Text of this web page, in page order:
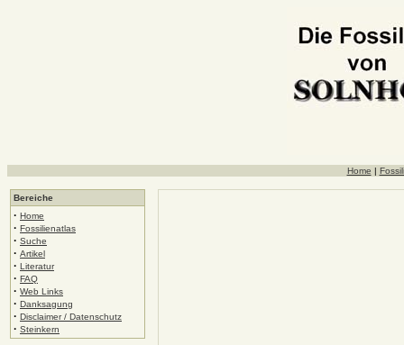
Home |
Bereiche
· Home
· Fossilienatlas
· Suche
· Artikel
· Literatur
· FAQ
· Web Links
· Danksagung
· Disclaimer / Datenschutz
· Steinkern